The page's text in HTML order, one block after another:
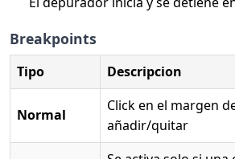
Breakpoints
Tipo Descripcion
Normal
Click en el margen
añadir/quitar